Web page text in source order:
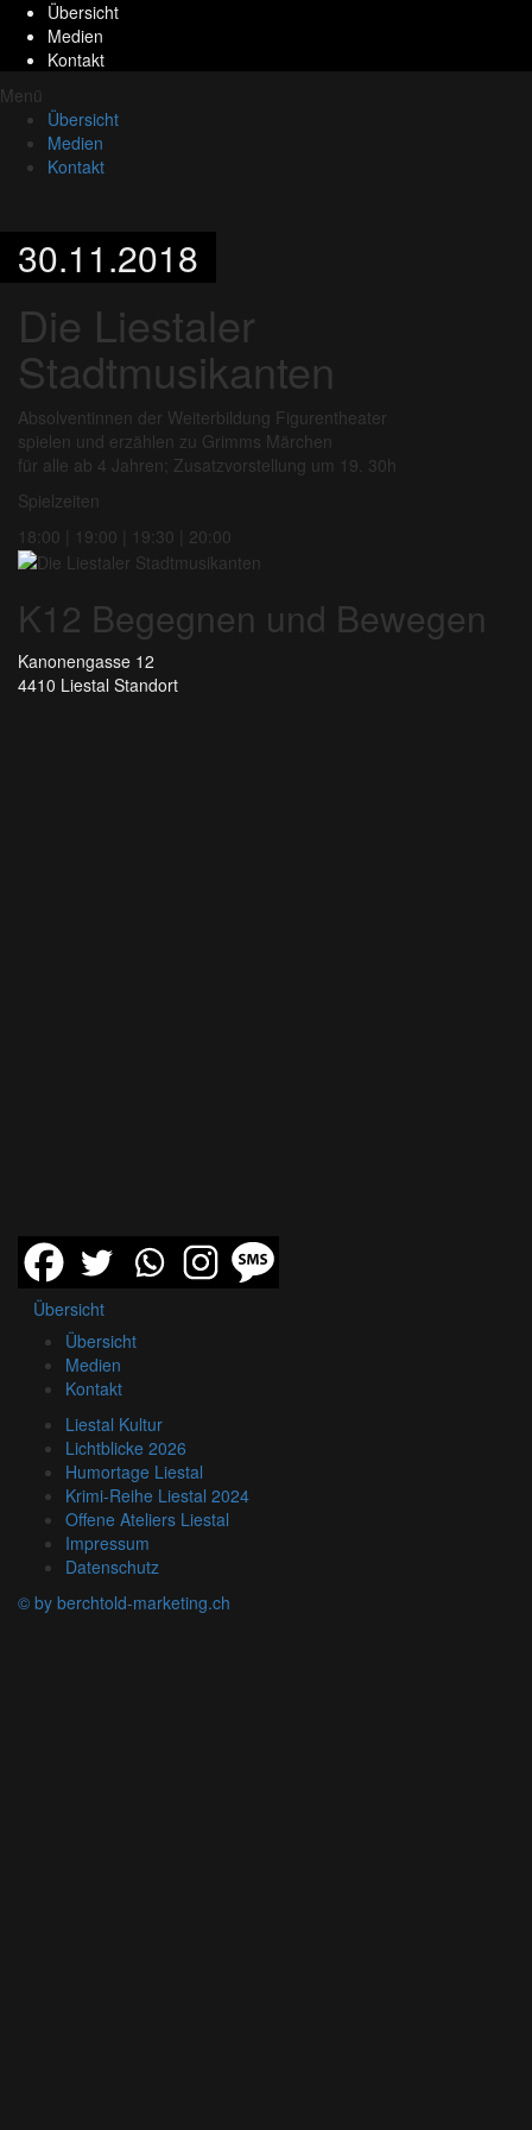
Übersicht
Medien
Kontakt
Menü
Übersicht
Medien
Kontakt
30.11.2018
Die Liestaler
Stadtmusikanten
Absolventinnen der Weiterbildung Figurentheater
spielen und erzählen zu Grimms Märchen
für alle ab 4 Jahren; Zusatzvorstellung um 19. 30h
Spielzeiten
18:00 | 19:00 | 19:30 | 20:00
K12 Begegnen und Bewegen
Kanonengasse 12
4410 Liestal Standort
Übersicht
Übersicht
Medien
Kontakt
Liestal Kultur
Lichtblicke 2026
Humortage Liestal
Krimi-Reihe Liestal 2024
Offene Ateliers Liestal
Impressum
Datenschutz
© by berchtold-marketing.ch